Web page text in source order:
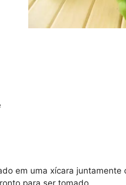
em uma xícara
para ser tomado.